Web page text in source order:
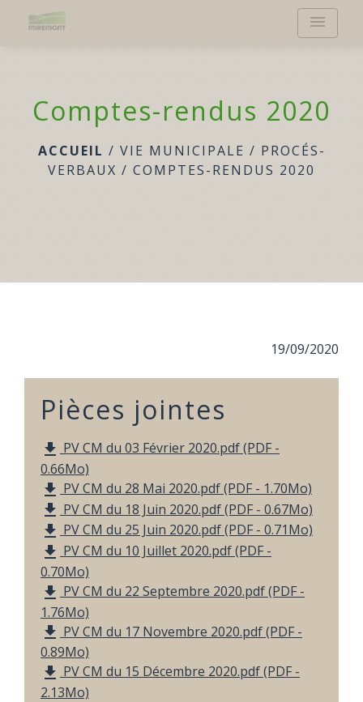
menu
Comptes-rendus 2020
ACCUEIL / VIE MUNICIPALE / PROCÉS-
VERBAUX / COMPTES-RENDUS 2020
19/09/2020
Pièces jointes
file_download PV CM du 03 Février 2020.pdf (PDF -
0.66Mo)
file_download PV CM du 28 Mai 2020.pdf (PDF - 1.70Mo)
file_download PV CM du 18 Juin 2020.pdf (PDF - 0.67Mo)
file_download PV CM du 25 Juin 2020.pdf (PDF - 0.71Mo)
file_download PV CM du 10 Juillet 2020.pdf (PDF -
0.70Mo)
file_download PV CM du 22 Septembre 2020.pdf (PDF -
1.76Mo)
file_download PV CM du 17 Novembre 2020.pdf (PDF -
0.89Mo)
file_download PV CM du 15 Décembre 2020.pdf (PDF -
2.13Mo)